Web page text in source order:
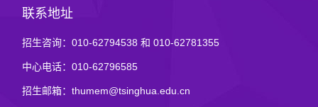
联系地址
招生咨询：010-62794538 和 010-62781355
中心电话：010-62796585
招生邮箱：thumem@tsinghua.edu.cn